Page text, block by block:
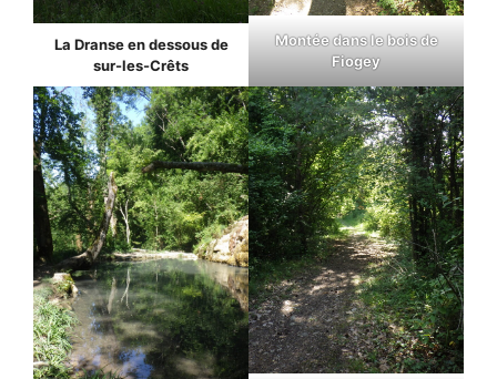
La Dranse en dessous de
sur-les-Crêts
Montée dans le bois de
Fiogey